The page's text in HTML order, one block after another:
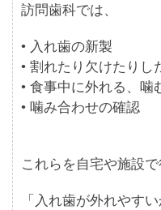
訪問歯科では、
• 入れ歯の新製
• 割れたり欠けたりし
• 食事中に外れる、噛
• 噛み合わせの確認
これらを自宅や施設
「入れ歯が外れやす